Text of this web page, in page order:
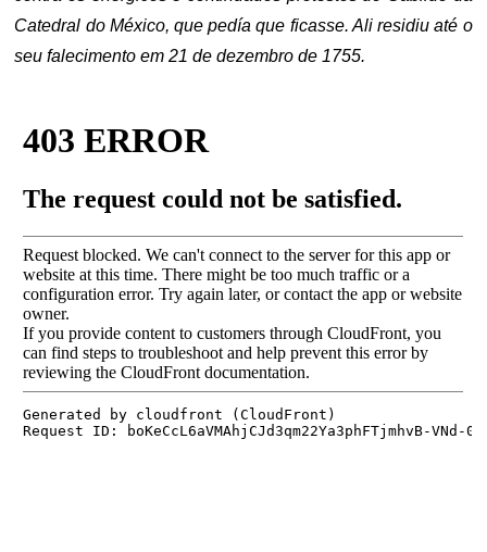
Catedral do México, que pedía que ficasse. Ali residiu até o
seu falecimento em 21 de dezembro de 1755.